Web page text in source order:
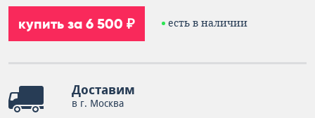
купить за 6 500 ₽ есть в наличии
Доставим
в г. Москва